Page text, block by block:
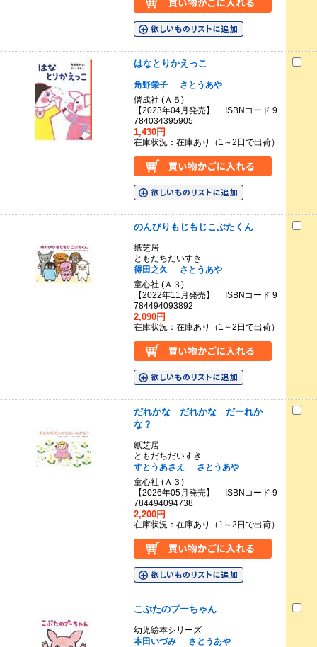
はなとりかえっこ
角野栄子
さとうあや
偕成社 (Ａ５)
【2023年04月発売】 ISBNコード 9
784034395905
1,430円
在庫状況：在庫あり（1～2日で出荷）
のんびりもじもじこぶたくん
紙芝居
ともだちだいすき
得田之久
さとうあや
童心社 (Ａ３)
【2022年11月発売】 ISBNコード 9
784494093892
2,090円
在庫状況：在庫あり（1～2日で出荷）
だれかな だれかな だーれか
な？
紙芝居
ともだちだいすき
すとうあさえ
さとうあや
童心社 (Ａ３)
【2026年05月発売】 ISBNコード 9
784494094738
2,200円
在庫状況：在庫あり（1～2日で出荷）
こぶたのプーちゃん
幼児絵本シリーズ
本田いづみ
さとうあや